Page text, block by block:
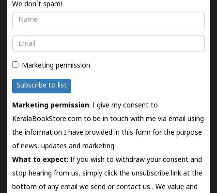
We don't spam!
Name
Email
Marketing permission
Subscribe to list
Marketing permission: I give my consent to
KeralaBookStore.com to be in touch with me via email using
the information I have provided in this form for the purpose
of news, updates and marketing.
What to expect: If you wish to withdraw your consent and
stop hearing from us, simply click the unsubscribe link at the
bottom of any email we send orcontact us . We value and